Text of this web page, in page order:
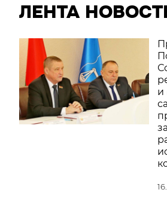
ЛЕНТА
и